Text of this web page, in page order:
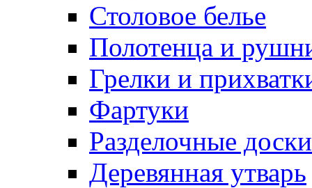
Столовое белье
Полотенца и
Грелки и
Фартуки
Разделочные доски
Деревянная утварь